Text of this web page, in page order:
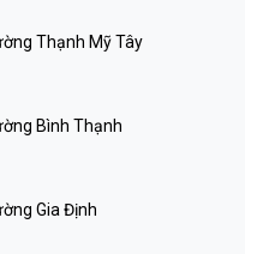
Thạnh Mỹ Tây
Bình Thạnh
Gia Định